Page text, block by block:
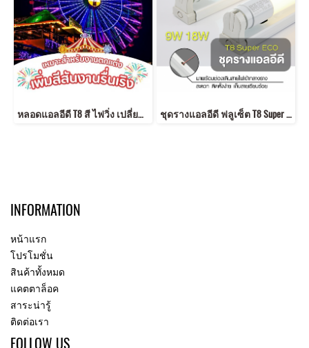
หลอดแอลอีดี T8 สี ไฟวิ่ง เปลี่ยนสีแบบวนสลับ สวยงาม พร้อมขั้วต่อกันน้ำในตัว ใช้ภายนอกได้ กันฝุ่นกันฝน ทนแดดติดตั้งง่าย เหมาะสำหรับประดับตกแต่งเพิ่มสีสันในงานรื่นเริงต่างๆ สถานที่ ชุดรางแอลอีดี ฟลูเซ็ต T8 Super ECO 9, 18 วัตต์ เดย์ไลท์, วอร์มไวท์ Fullset T8 Super ECO
INFORMATION
หน้าแรก
โปรโมชั่น
สินค้าทั้งหมด
แคตตาล็อค
สาระน่ารู้
ติดต่อเรา
FOLLOW US